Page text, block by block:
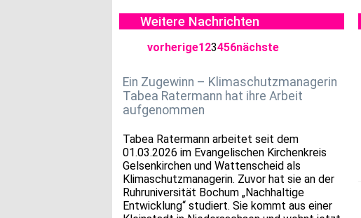
Weitere Nachrichten
vorherige123456nächste
Ein Zugewinn – Klimaschutzmanagerin
Tabea Ratermann hat ihre Arbeit
aufgenommen
Tabea Ratermann arbeitet seit dem
01.03.2026 im Evangelischen Kirchenkreis
Gelsenkirchen und Wattenscheid als
Klimaschutzmanagerin. Zuvor hat sie an der
Ruhruniversität Bochum „Nachhaltige
Entwicklung“ studiert. Sie kommt aus einer